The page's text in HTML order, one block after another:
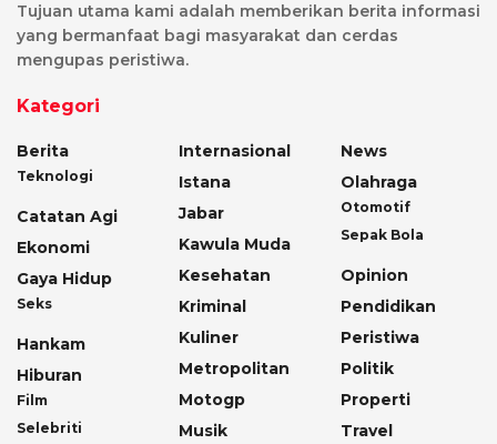
Tujuan utama kami adalah memberikan berita informasi
yang bermanfaat bagi masyarakat dan cerdas
mengupas peristiwa.
Kategori
Berita
Teknologi
Catatan Agi
Ekonomi
Gaya Hidup
Seks
Hankam
Hiburan
Film
Selebriti
Internasional
Istana
Jabar
Kawula Muda
Kesehatan
Kriminal
Kuliner
Metropolitan
Motogp
Musik
News
Olahraga
Otomotif
Sepak Bola
Opinion
Pendidikan
Peristiwa
Politik
Properti
Travel